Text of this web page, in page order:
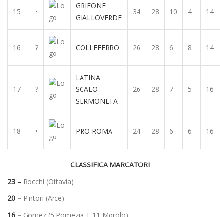
15 •
GRIFONE
GIALLOVERDE
34 28 10 4 14
16 ? COLLEFERRO 26 28 6 8 14
17 ?
LATINA
SCALO
SERMONETA
26 28 7 5 16
18 • PRO ROMA 24 28 6 6 16
CLASSIFICA MARCATORI
23 – Rocchi (Ottavia)
20 – Pintori (Arce)
16 – Gomez (5 Pomezia + 11 Morolo)